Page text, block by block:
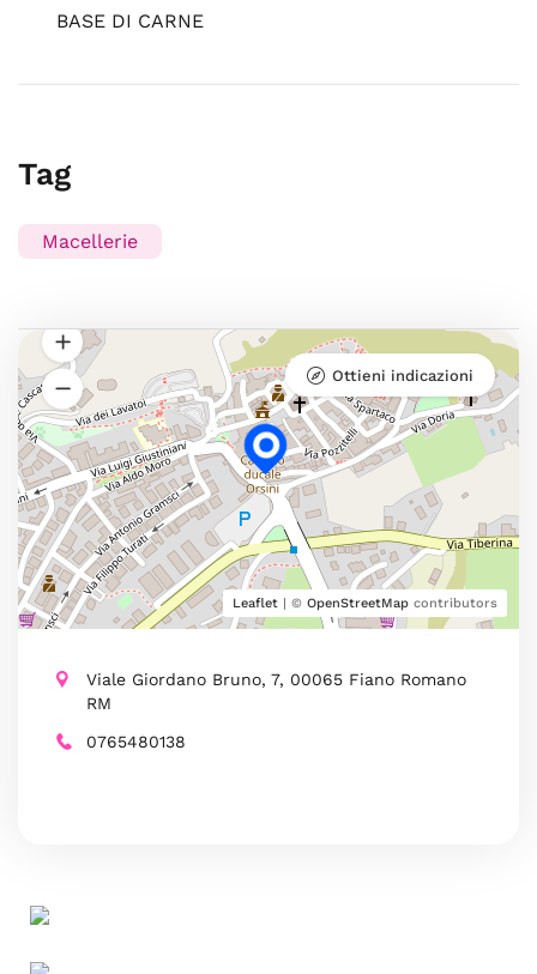
BASE DI CARNE
Tag
Macellerie
Leaflet | © OpenStreetMap contributors
Ottieni indicazioni
Viale Giordano Bruno, 7, 00065 Fiano Romano
RM
0765480138